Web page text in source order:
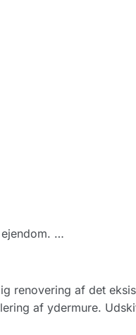
…
renovering af det
af ydermure.